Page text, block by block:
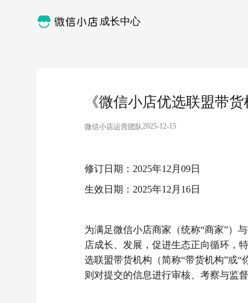
成长中心
《微信小店优选联盟带货
微信小店运营团队2025-12-15
修订日期：2025年12月09日
生效日期：2025年12月16日
为满足微信小店商家（统称“商家”）
店成长、发展，促进生态正向循环，
选联盟带货机构（简称“带货机构”或
则对提交的信息进行审核、考察与监督